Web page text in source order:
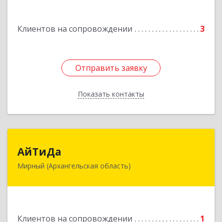
Клиентов на сопровождении 3
Отправить заявку
Показать контакты
Отправить заявку
Назад
АйТиДа
Мирный (Архангельская область)
Клиентов на сопровождении 1
164170, Архангельская обл, Мирный г,